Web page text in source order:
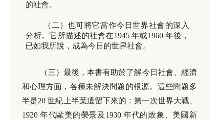
的社會。
（二）也可將它當作今日世界社會的深入
分析。它所描述的社會在1945年或1960年後，
已如我所說，成為今日的世界社會。
（三）最後，本書有助於了解今日社會、經濟
和心理方面，各種未解決問題的根源。這些問題多
半是20世紀上半葉遺留下來的：第一次世界大戰、
1920 年代歐美的榮景及 1930 年代的敗象、美國新